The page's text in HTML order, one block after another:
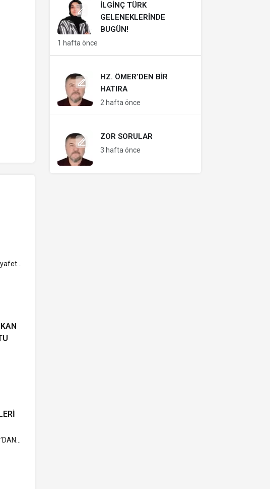
İLGINÇ TÜRK
GELENEKLERINDE
BUGÜN!
1 hafta önce
HZ. ÖMER’DEN BIR
HATIRA
2 hafta önce
ZOR SORULAR
3 hafta önce